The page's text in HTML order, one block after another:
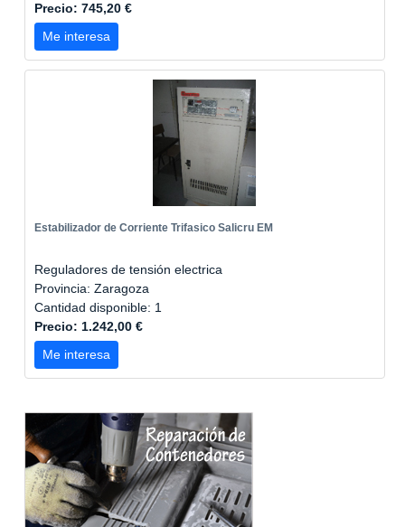
Precio: 745,20 €
Me interesa
Estabilizador de Corriente Trifasico Salicru EM
Reguladores de tensión electrica
Provincia: Zaragoza
Cantidad disponible: 1
Precio: 1.242,00 €
Me interesa